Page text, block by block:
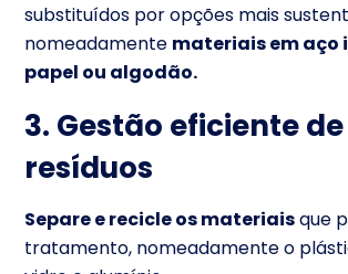
substituídos por opções mais
nomeadamente materiais em aço
papel ou algodão.
3. Gestão eficiente de
resíduos
Separe e recicle os materiaisque
tratamento, nomeadamente o